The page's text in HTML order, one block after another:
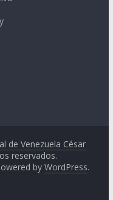
de Venezuela César
reservados.
byWordPress.